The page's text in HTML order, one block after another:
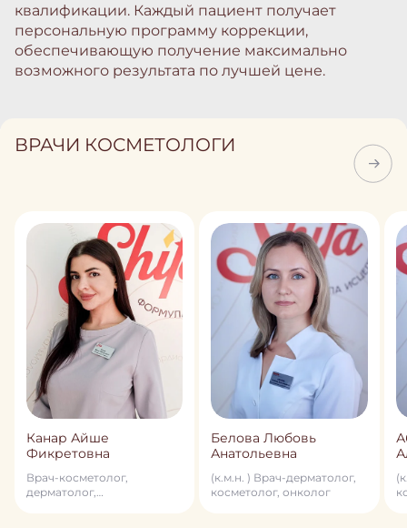
квалификации. Каждый пациент получает
персональную программу коррекции,
обеспечивающую получение максимально
возможного результата по лучшей цене.
ВРАЧИ КОСМЕТОЛОГИ
Канар Айше
Фикретовна
Врач-косметолог,
дерматолог,
Белова Любовь
Анатольевна
(к.м.н. ) Врач-дерматолог,
косметолог, онколог